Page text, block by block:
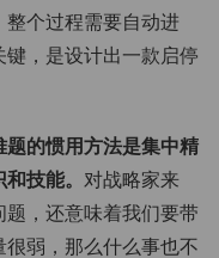
个过程需要自动进
，是设计出一款启停
的惯用方法是集中精
技能。 对战略家来
，还意味着我们要带
弱，那么什么事也不